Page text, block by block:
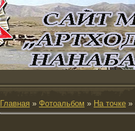
Главная » Фотоальбом » На точке »